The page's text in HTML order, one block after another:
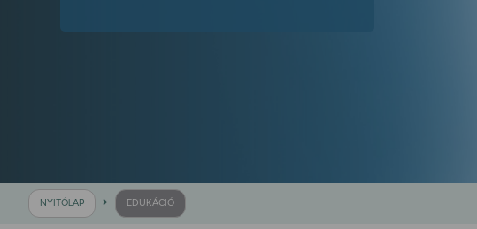
NYITÓLAP EDUKÁCIÓ